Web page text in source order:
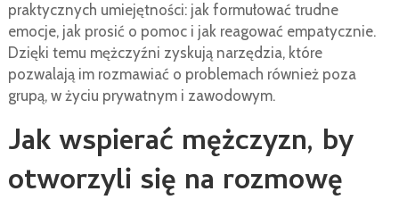
praktycznych umiejętności: jak formułować trudne
emocje, jak prosić o pomoc i jak reagować empatycznie.
Dzięki temu mężczyźni zyskują narzędzia, które
pozwalają im rozmawiać o problemach również poza
grupą, w życiu prywatnym i zawodowym.
Jak wspierać mężczyzn, by
otworzyli się na rozmowę